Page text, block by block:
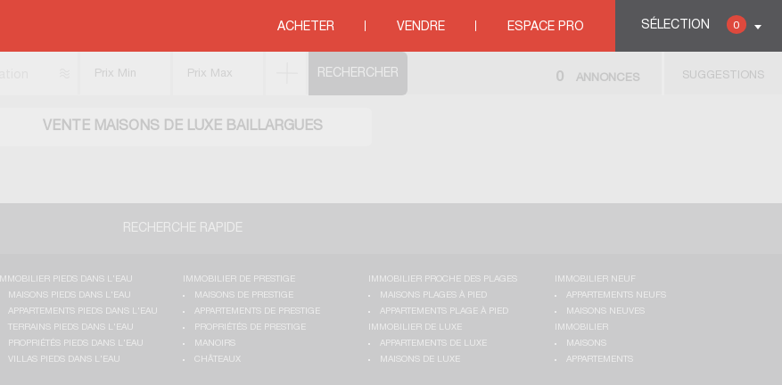
SÉLECTION 0
ACHETER VENDRE ESPACE PRO
VENTE MAISONS DE LUXE BAILLARGUES
SUGGESTIONS
0 ANNONCES
RECHERCHE RAPIDE
IMMOBILIER PIEDS DANS L'EAU
MAISONS PIEDS DANS L'EAU
APPARTEMENTS PIEDS DANS L'EAU
TERRAINS PIEDS DANS L'EAU
PROPRIÉTÉS PIEDS DANS L'EAU
VILLAS PIEDS DANS L'EAU
IMMOBILIER DE PRESTIGE
MAISONS DE PRESTIGE
APPARTEMENTS DE PRESTIGE
PROPRIÉTÉS DE PRESTIGE
MANOIRS
CHÂTEAUX
IMMOBILIER PROCHE DES PLAGES
MAISONS PLAGES À PIED
APPARTEMENTS PLAGE À PIED
IMMOBILIER NEUF
APPARTEMENTS NEUFS
MAISONS NEUVES
IMMOBILIER DE LUXE
APPARTEMENTS DE LUXE
MAISONS DE LUXE
IMMOBILIER
MAISONS
APPARTEMENTS